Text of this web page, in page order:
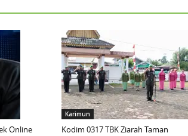
Online
Karimun
Kodim 0317 TBK Ziarah Taman